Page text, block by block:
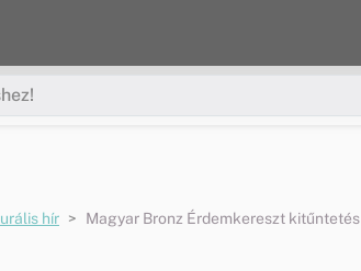
hír Magyar Bronz Érdemkereszt kitűntetés